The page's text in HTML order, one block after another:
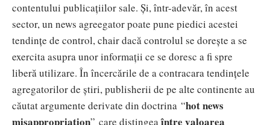
contentului publicațiilor sale. Și, într-adevăr, în acest
sector, un news agreegator poate pune piedici acestei
tendințe de control, chair dacă controlul se dorește a se
exercita asupra unor informații ce se doresc a fi spre
liberă utilizare. În încercările de a contracara tendințele
agregatorilor de știri, publisherii de pe alte continente au
căutat argumente derivate din doctrina “hot news
misappropriation” care distingeaîntre valoarea